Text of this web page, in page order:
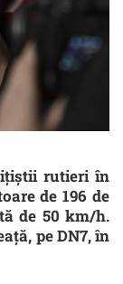
rutieri în
de 196 de
de 50 km/h.
pe DN7, în